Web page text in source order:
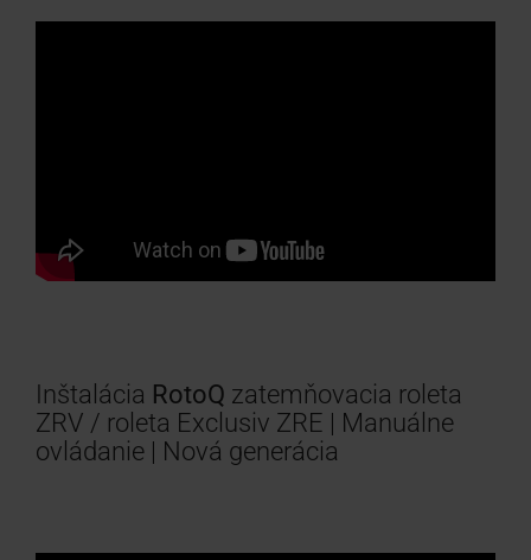
Inštalácia RotoQ zatemňovacia roleta
ZRV / roleta Exclusiv ZRE | Manuálne
ovládanie | Nová generácia